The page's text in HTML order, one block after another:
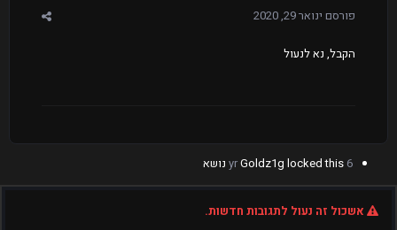
פורסם ינואר 29, 2020
הקבל, נא לנעול
6 yr
Goldz1g locked this נושא
אשכול זה נעול לתגובות חדשות.